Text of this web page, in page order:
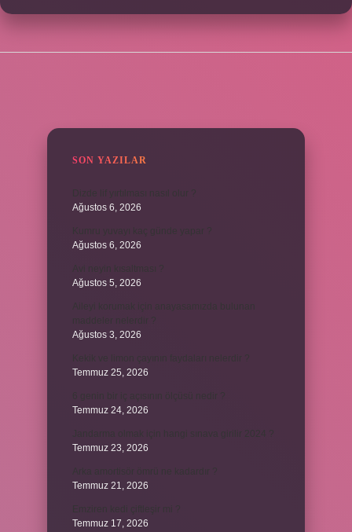
SON YAZILAR
Ağustos 6, 2026
Ağustos 6, 2026
Ağustos 5, 2026
Ağustos 3, 2026
Temmuz 25, 2026
Temmuz 24, 2026
Temmuz 23, 2026
Temmuz 21, 2026
Temmuz 17, 2026